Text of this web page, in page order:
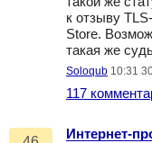
к отзыву
Store.
такая же
Soloqub 10:31
117
Интернет-